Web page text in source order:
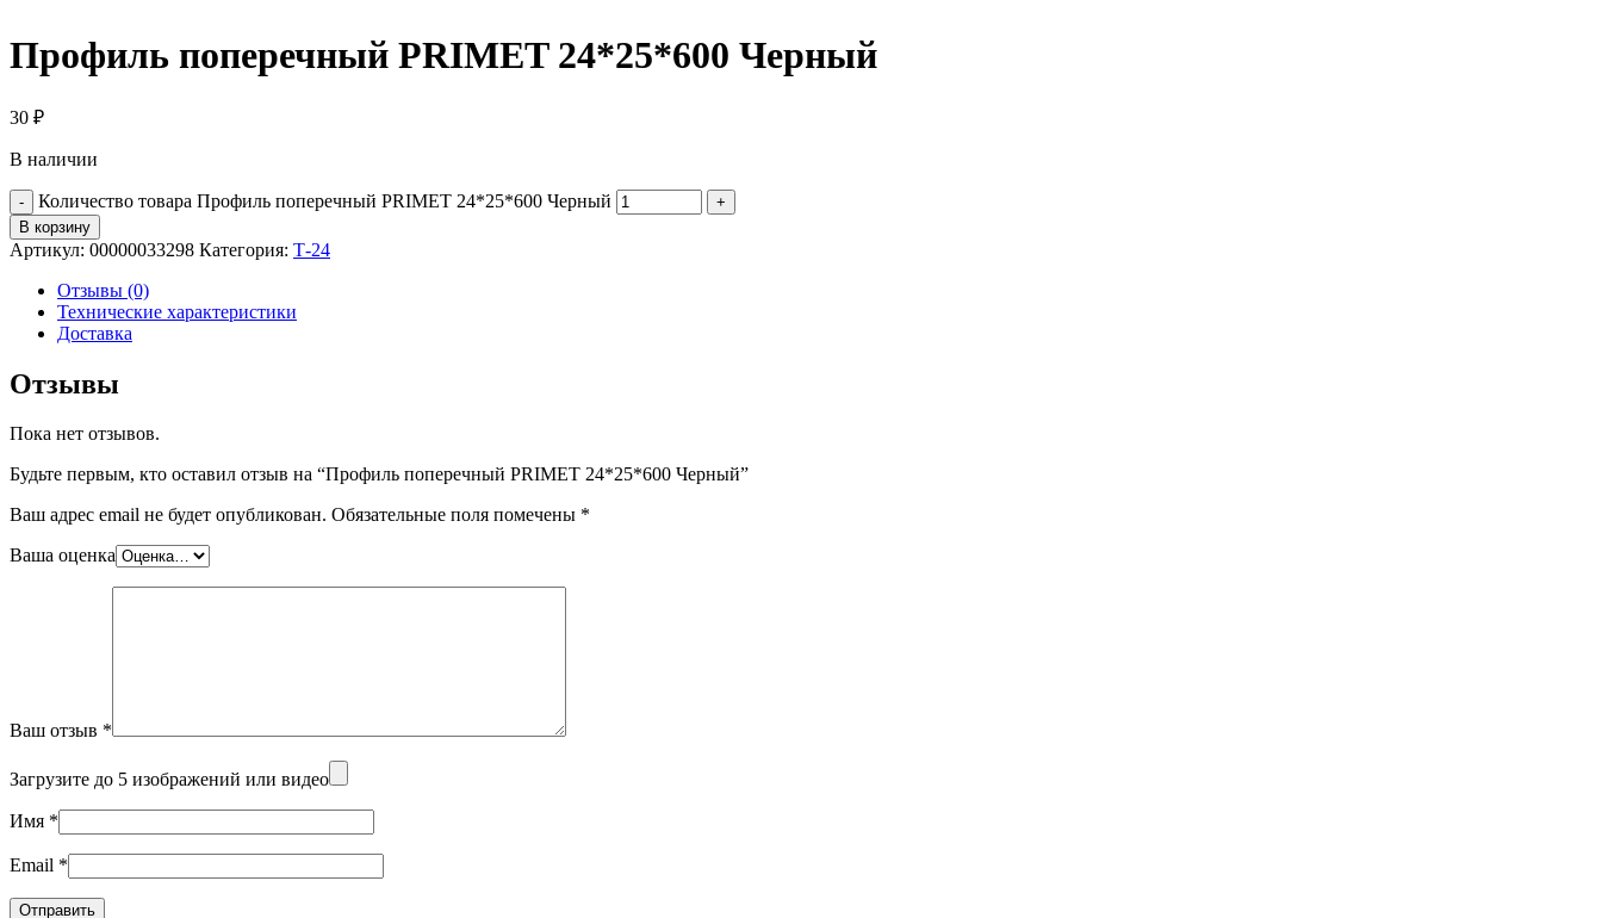
Профиль поперечный PRIMET 24*25*600 Черный
30 ₽
В наличии
Количество товара Профиль поперечный PRIMET 24*25*600 Черный
В корзину
Артикул: 00000033298 Категория: Т-24
Отзывы (0)
Технические характеристики
Доставка
Отзывы
Пока нет отзывов.
Будьте первым, кто оставил отзыв на “Профиль поперечный PRIMET 24*25*600 Черный”
Ваш адрес email не будет опубликован. Обязательные поля помечены *
Ваша оценка
Ваш отзыв *
Загрузите до 5 изображений или видео
Имя *
Email *